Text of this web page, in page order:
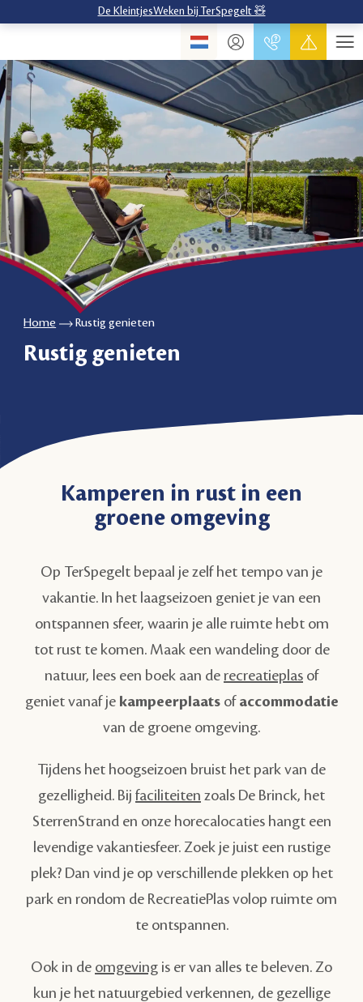
De KleintjesWeken bij TerSpegelt 🧸
Home Rustig genieten
Rustig genieten
Kamperen in rust in een
groene omgeving
Op TerSpegelt bepaal je zelf het tempo van je
vakantie. In het laagseizoen geniet je van een
ontspannen sfeer, waarin je alle ruimte hebt om
tot rust te komen. Maak een wandeling door de
natuur, lees een boek aan de recreatieplas of
geniet vanaf je kampeerplaatsof accommodatie
van de groene omgeving.
Tijdens het hoogseizoen bruist het park van de
gezelligheid. Bij faciliteiten zoals De Brinck, het
SterrenStrand en onze horecalocaties hangt een
levendige vakantiesfeer. Zoek je juist een rustige
plek? Dan vind je op verschillende plekken op het
park en rondom de RecreatiePlas volop ruimte om
te ontspannen.
Ook in de omgeving is er van alles te beleven. Zo
kun je het natuurgebied verkennen, de gezellige